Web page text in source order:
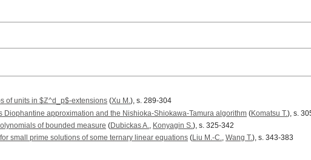
of units in $ℤ^d_p$-extensions (Xu M.), s. 289-304
Diophantine approximation and the Nishioka-Shiokawa-Tamura algorithm (Komatsu T.), s.
of bounded measure (Dubickas A., Konyagin S.), s. 325-342
small prime solutions of some ternary linear equations (Liu M.-C., Wang T.), s. 343-383